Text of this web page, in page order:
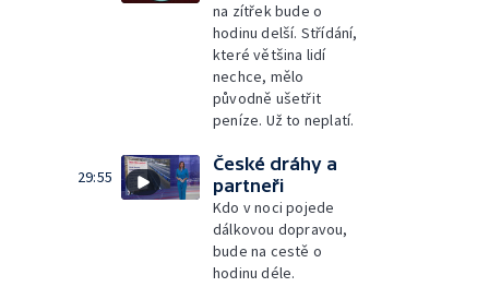
na zítřek bude o
hodinu delší. Střídání,
které většina lidí
nechce, mělo
původně ušetřit
peníze. Už to neplatí.
29:55
České dráhy a
partneři
Kdo v noci pojede
dálkovou dopravou,
bude na cestě o
hodinu déle.